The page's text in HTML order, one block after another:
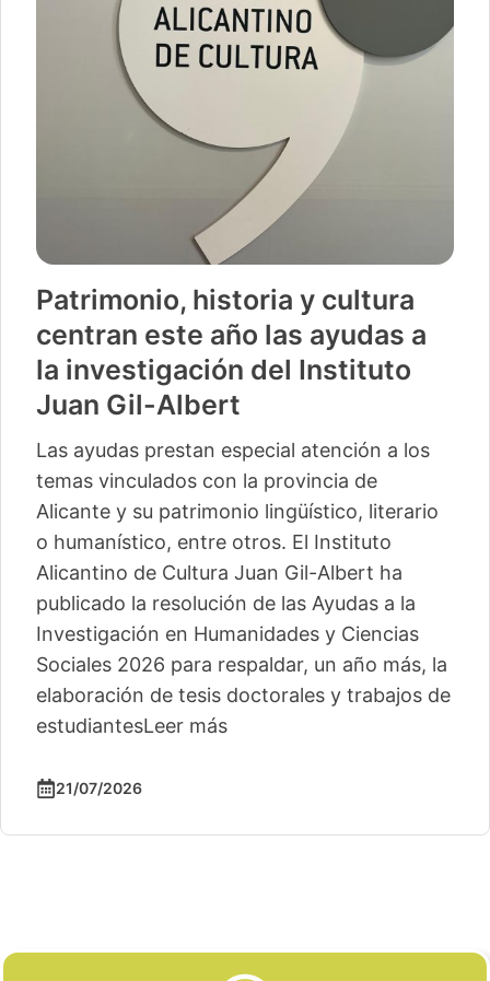
Patrimonio, historia y cultura
centran este año las ayudas a
la investigación del Instituto
Juan Gil-Albert
Las ayudas prestan especial atención a los
temas vinculados con la provincia de
Alicante y su patrimonio lingüístico, literario
o humanístico, entre otros. El Instituto
Alicantino de Cultura Juan Gil-Albert ha
publicado la resolución de las Ayudas a la
Investigación en Humanidades y Ciencias
Sociales 2026 para respaldar, un año más, la
elaboración de tesis doctorales y trabajos de
estudiantesLeer más
21/07/2026